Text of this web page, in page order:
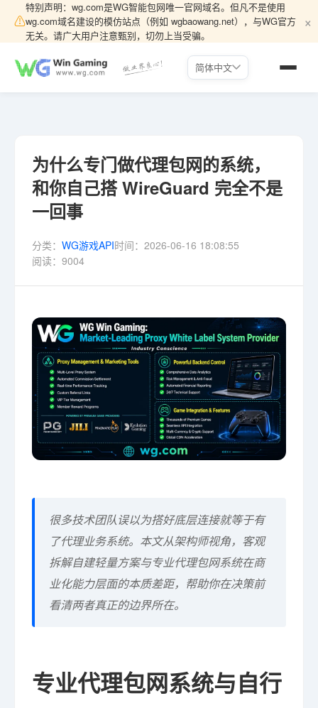
⚠
特别声明：wg.com是WG智能包网唯一官网域名。但凡不是使用
wg.com域名建设的模仿站点（例如 wgbaowang.net），与WG官方
无关。请广大用户注意甄别，切勿上当受骗。
×
简体中文
为什么专门做代理包网的系统，
和你自己搭 WireGuard 完全不是
一回事
分类： WG游戏API时间： 2026-06-16 18:08:55
阅读： 9004
很多技术团队误以为搭好底层连接就等于有
了代理业务系统。本文从架构师视角，客观
拆解自建轻量方案与专业代理包网系统在商
业化能力层面的本质差距，帮助你在决策前
看清两者真正的边界所在。
专业代理包网系统与自行